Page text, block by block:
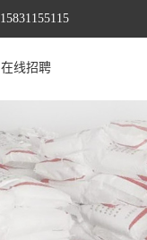
15831155115
在线招聘